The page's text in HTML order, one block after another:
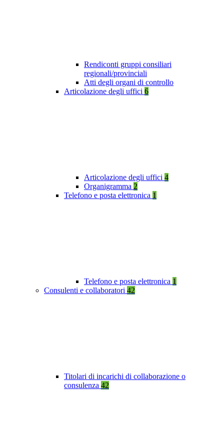
Rendiconti gruppi consiliari
regionali/provinciali
Atti degli organi di controllo
Articolazione degli uffici 6
Articolazione degli uffici 4
Organigramma 2
Telefono e posta elettronica 1
Telefono e posta elettronica 1
Consulenti e collaboratori 42
Titolari di incarichi di collaborazione o
consulenza 42